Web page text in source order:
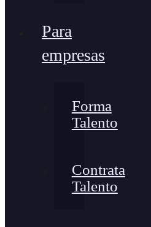
Para
empresas
Forma
Talento
Contrata
Talento